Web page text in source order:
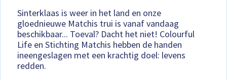
Sinterklaas is weer in het land en onze
gloednieuwe Matchis trui is vanaf vandaag
beschikbaar... Toeval? Dacht het niet! Colourful
Life en Stichting Matchis hebben de handen
ineengeslagen met een krachtig doel: levens
redden.